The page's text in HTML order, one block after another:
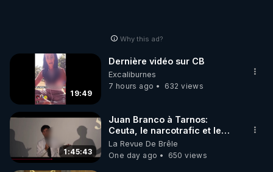
Why this ad?
19:49
Dernière vidéo sur CB
Excaliburnes
7 hours ago
632 views
1:45:43
Juan Branco à Tarnos:
Ceuta, le narcotrafic et le
pouvoir en France
La Revue De Brêle
One day ago
650 views